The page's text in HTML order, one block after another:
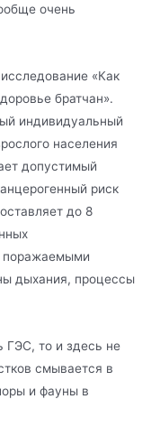
очень
«Как
братчан».
индивидуальный
населения
допустимый
риск
до 8
поражаемыми
дыхания, процессы
ГЭС, то и здесь не
смывается в
и фауны в